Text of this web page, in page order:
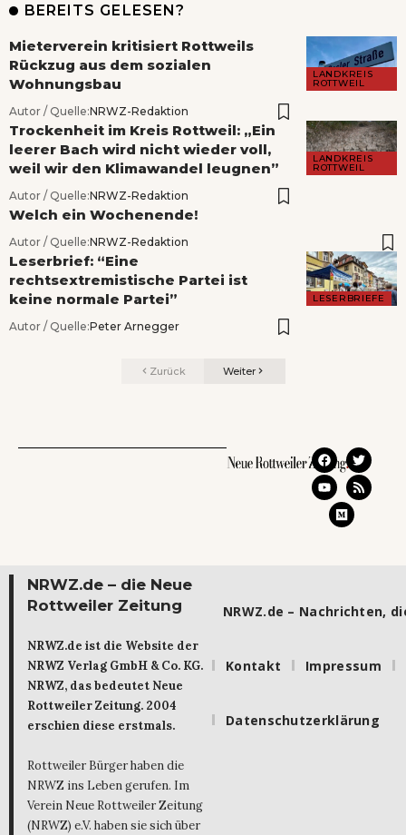
BEREITS GELESEN?
LANDKREIS
ROTTWEIL
Mieterverein kritisiert Rottweils
Rückzug aus dem sozialen
Wohnungsbau
Autor / Quelle:NRWZ-Redaktion
LANDKREIS
ROTTWEIL
Trockenheit im Kreis Rottweil: „Ein
leerer Bach wird nicht wieder voll,
weil wir den Klimawandel leugnen”
Autor / Quelle:NRWZ-Redaktion
Welch ein Wochenende!
Autor / Quelle:NRWZ-Redaktion
LESERBRIEFE
Leserbrief: “Eine
rechtsextremistische Partei ist
keine normale Partei”
Autor / Quelle:Peter Arnegger
Zurück Weiter
NRWZ.de – die Neue
Rottweiler Zeitung
NRWZ.de ist die Website der
NRWZ Verlag GmbH & Co. KG.
NRWZ, das bedeutet Neue
Rottweiler Zeitung. 2004
erschien diese erstmals.
Rottweiler Bürger haben die
NRWZ ins Leben gerufen. Im
Verein Neue Rottweiler Zeitung
(NRWZ) e.V. haben sie sich über
NRWZ.de – Nachrichten,
Kontakt Impressum
Datenschutzerklärung